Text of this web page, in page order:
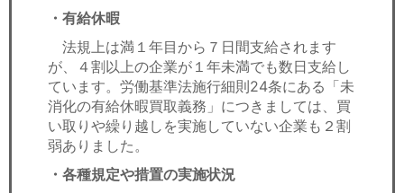
・有給休暇
法規上は満１年目から７日間支給されます
が、４割以上の企業が１年未満でも数日支給し
ています。労働基準法施行細則24条にある「未
消化の有給休暇買取義務」につきましては、買
い取りや繰り越しを実施していない企業も２割
弱ありました。
・各種規定や措置の実施状況